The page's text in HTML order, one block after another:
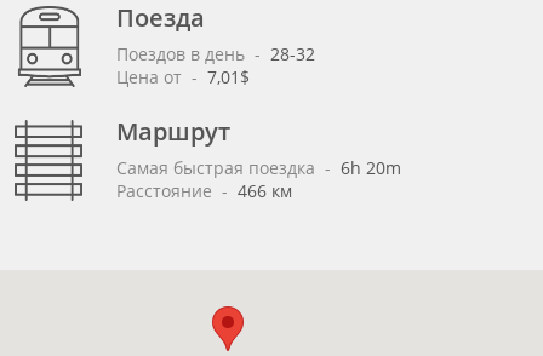
Поезда
Поездов в день - 28-32
Цена от - 7,01$
Маршрут
Самая быстрая поездка - 6h 20m
Расстояние - 466 км